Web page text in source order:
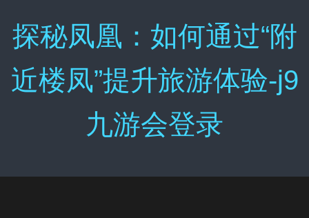
探秘凤凰：如何通过“附
近楼凤”提升旅游体验-j9
九游会登录